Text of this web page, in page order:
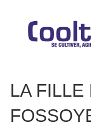
LA FILLE